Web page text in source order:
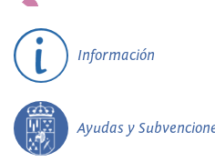
Información
Ayudas y